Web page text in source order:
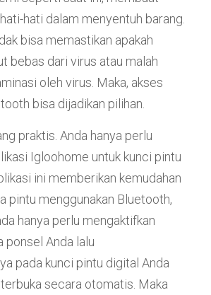
hati dalam menyentuh barang.
bisa memastikan apakah
bebas dari virus atau malah
oleh virus. Maka, akses
bisa dijadikan pilihan.
praktis. Anda hanya perlu
Igloohome untuk kunci pintu
ini memberikan kemudahan
pintu menggunakan Bluetooth,
hanya perlu mengaktifkan
ponsel Anda lalu
pada kunci pintu digital Anda
secara otomatis. Maka